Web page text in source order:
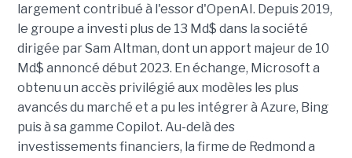
largement contribué à l'essor d'OpenAI. Depuis 2019,
le groupe a investi plus de 13 Md$ dans la société
dirigée par Sam Altman, dont un apport majeur de 10
Md$ annoncé début 2023. En échange, Microsoft a
obtenu un accès privilégié aux modèles les plus
avancés du marché et a pu les intégrer à Azure, Bing
puis à sa gamme Copilot. Au-delà des
investissements financiers, la firme de Redmond a